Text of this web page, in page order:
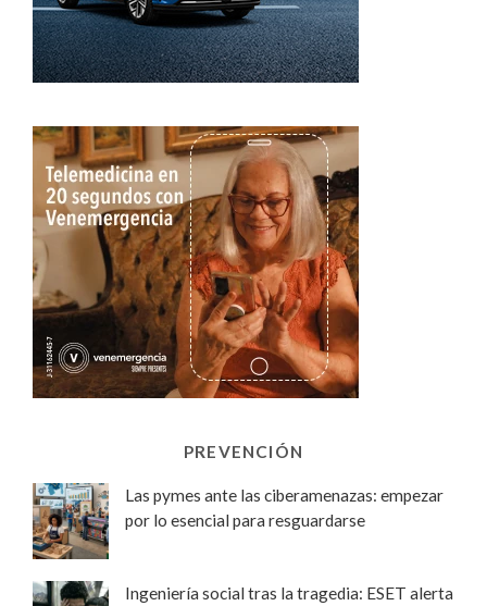
PREVENCIÓN
Las pymes ante las ciberamenazas: empezar
por lo esencial para resguardarse
Ingeniería social tras la tragedia: ESET alerta